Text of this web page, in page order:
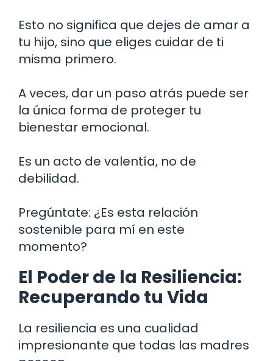
Esto no significa que dejes de amar a
tu hijo, sino que eliges cuidar de ti
misma primero.
A veces, dar un paso atrás puede ser
la única forma de proteger tu
bienestar emocional.
Es un acto de valentía, no de
debilidad.
Pregúntate: ¿Es esta relación
sostenible para mí en este
momento?
El Poder de la Resiliencia:
Recuperando tu Vida
La resiliencia es una cualidad
impresionante que todas las madres